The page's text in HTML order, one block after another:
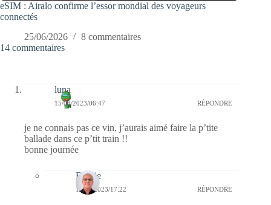
eSIM : Airalo confirme l’essor mondial des voyageurs
connectés
25/06/2026
8 commentaires
14 commentaires
luna
15/08/2023/06:47 RÉPONDRE
je ne connais pas ce vin, j’aurais aimé faire la p’tite
ballade dans ce p’tit train !!
bonne journée
Bernie
15/08/2023/17:22 RÉPONDRE